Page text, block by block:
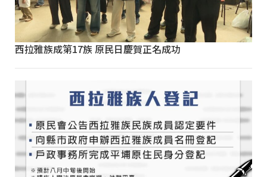
西拉雅族成第17族 原民日慶賀正名成功